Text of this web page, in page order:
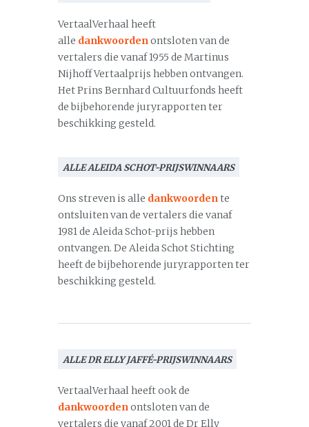
VertaalVerhaal heeft
alle dankwoordenontsloten van de
vertalers die vanaf 1955 de Martinus
Nijhoff Vertaalprijs hebben ontvangen.
Het Prins Bernhard Cultuurfonds heeft
de bijbehorende juryrapporten ter
beschikking gesteld.
ALLE ALEIDA SCHOT-PRIJSWINNAARS
Ons streven is alle dankwoordente
ontsluiten van de vertalers die vanaf
1981 de Aleida Schot-prijs hebben
ontvangen. De Aleida Schot Stichting
heeft de bijbehorende juryrapporten ter
beschikking gesteld.
ALLE DR ELLY JAFFÉ-PRIJSWINNAARS
VertaalVerhaal heeft ook de
dankwoordenontsloten van de
vertalers die vanaf 2001 de Dr Elly